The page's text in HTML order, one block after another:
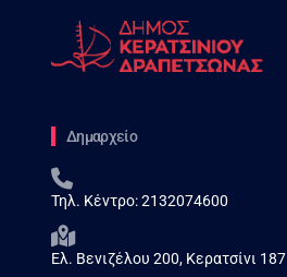
Δημαρχείο
Τηλ. Κέντρο:2132074600
Ελ. Βενιζέλου 200, Κερατσίνι